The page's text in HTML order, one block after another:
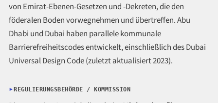
von Emirat-Ebenen-Gesetzen und -Dekreten, die den
föderalen Boden vorwegnehmen und übertreffen. Abu
Dhabi und Dubai haben parallele kommunale
Barrierefreiheitscodes entwickelt, einschließlich des Dubai
Universal Design Code (zuletzt aktualisiert 2023).
REGULIERUNGSBEHÖRDE / KOMMISSION